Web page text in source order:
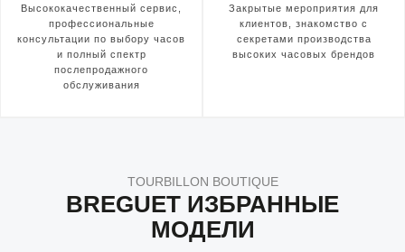
Высококачественный сервис,
профессиональные
консультации по выбору часов
и полный спектр
послепродажного
обслуживания
Закрытые мероприятия для
клиентов, знакомство с
секретами производства
высоких часовых брендов
TOURBILLON BOUTIQUE
BREGUET ИЗБРАННЫЕ
МОДЕЛИ